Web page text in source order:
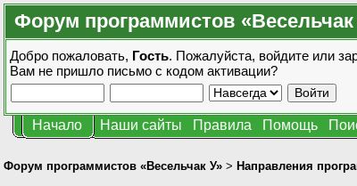
Форум программистов «Весельчак
Добро пожаловать, Гость. Пожалуйста, войдите или
Вам не пришло письмо с кодом активации?
Начало Наши сайты Правила Помощь
Форум программистов «Весельчак У» > Направления